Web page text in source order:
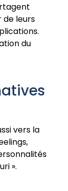
de leurs
du
vers la
».